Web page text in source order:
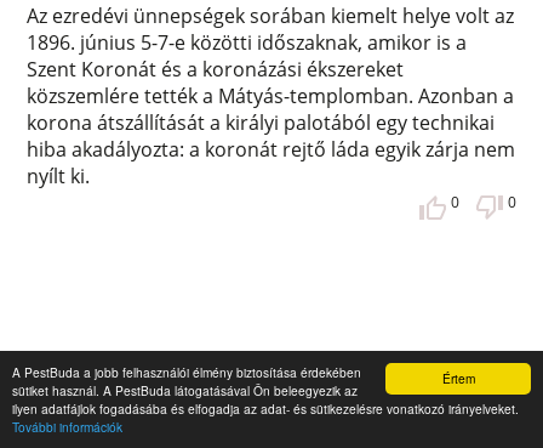
Értem
A PestBuda a jobb felhasználói élmény biztosítása érdekében
sütiket használ. A PestBuda látogatásával Ön beleegyezik az
ilyen adatfájlok fogadásába és elfogadja az adat- és sütikezelésre vonatkozó irányelveket.
További információk
Az ezredévi ünnepségek sorában kiemelt helye volt az
1896. június 5-7-e közötti időszaknak, amikor is a
Szent Koronát és a koronázási ékszereket
közszemlére tették a Mátyás-templomban. Azonban a
korona átszállítását a királyi palotából egy technikai
hiba akadályozta: a koronát rejtő láda egyik zárja nem
nyílt ki.
0 0